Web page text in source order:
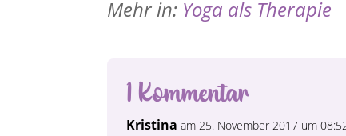
Mehr in: Yoga als Therapie
1 Kommentar
Kristina am 25. November 2017 um